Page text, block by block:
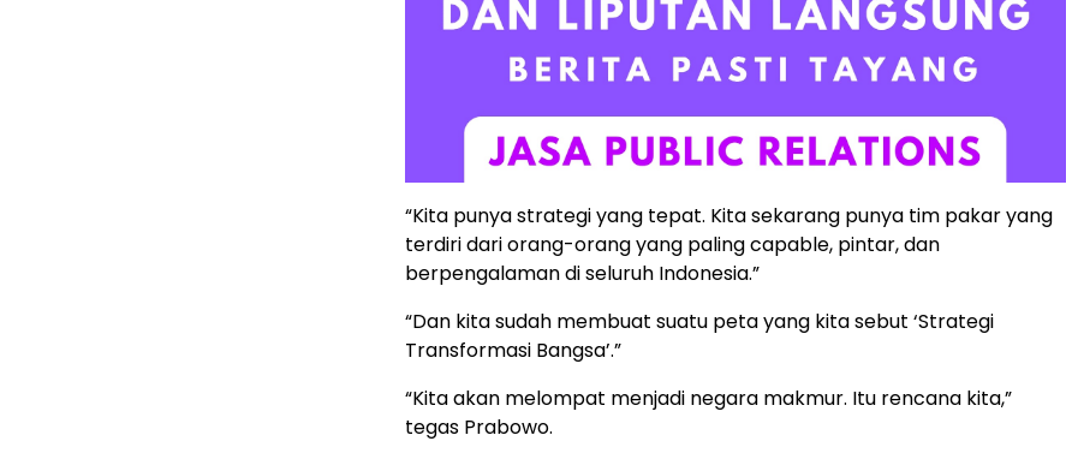
“Kita punya strategi yang tepat. Kita sekarang punya tim pakar yang
terdiri dari orang-orang yang paling capable, pintar, dan
berpengalaman di seluruh Indonesia.”
“Dan kita sudah membuat suatu peta yang kita sebut ‘Strategi
Transformasi Bangsa’.”
“Kita akan melompat menjadi negara makmur. Itu rencana kita,”
tegas Prabowo.